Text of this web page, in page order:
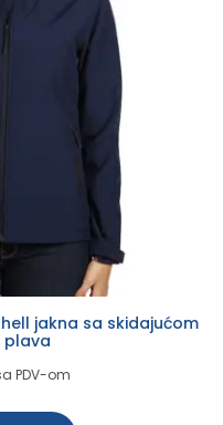
jakna sa skidajućom
plava
PDV-om